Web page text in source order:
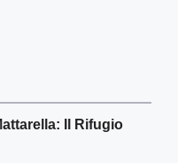
Il Rifugio